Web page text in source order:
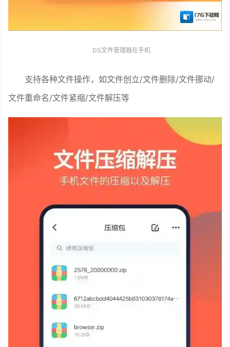
DS文件管理器在手机
支持各种文件操作，如文件创立/文件删除/文件挪动/
文件重命名/文件紧缩/文件解压等